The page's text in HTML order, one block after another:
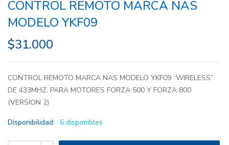
CONTROL REMOTO MARCA NAS
MODELO YKF09
$31.000
CONTROL REMOTO MARCA NAS MODELO YKF09 “WIRELESS”
DE 433MHZ, PARA MOTORES FORZA 500 Y FORZA 800
(VERSION 2)
Disponibilidad: 6 disponibles